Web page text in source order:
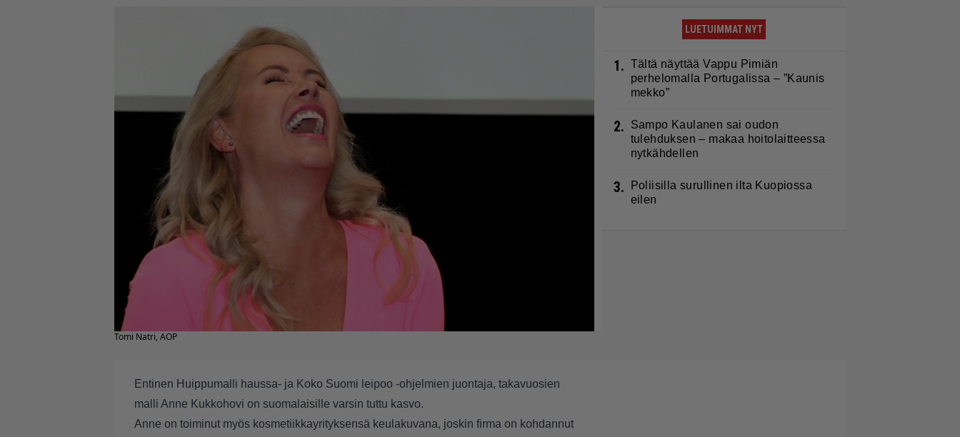
Tomi Natri, AOP
LUETUIMMAT NYT
1. Tältä näyttää Vappu Pimiän
perhelomalla Portugalissa – ”Kaunis
mekko”
2.
Sampo Kaulanen sai oudon
tulehduksen – makaa hoitolaitteessa
nytkähdellen
3.
Poliisilla surullinen ilta Kuopiossa
eilen
Entinen Huippumalli haussa- ja Koko Suomi leipoo -ohjelmien juontaja, takavuosien
malli Anne Kukkohovi on suomalaisille varsin tuttu kasvo.
Anne on toiminut myös kosmetiikkayrityksensä keulakuvana, joskin firma on kohdannut